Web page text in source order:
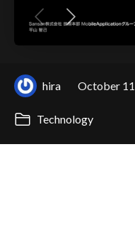
hira October
Technology